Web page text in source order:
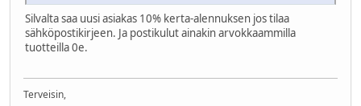
Silvalta saa uusi asiakas 10% kerta-alennuksen jos tilaa
sähköpostikirjeen. Ja postikulut ainakin arvokkaammilla
tuotteilla 0e.
Terveisin,